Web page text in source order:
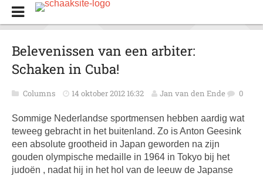
Belevenissen van een arbiter:
Schaken in Cuba!
Columns 14 oktober 2012 16:32 Jan van den Ende 0
Sommige Nederlandse sportmensen hebben aardig wat
teweeg gebracht in het buitenland. Zo is Anton Geesink
een absolute grootheid in Japan geworden na zijn
gouden olympische medaille in 1964 in Tokyo bij het
judoën , nadat hij in het hol van de leeuw de Japanse